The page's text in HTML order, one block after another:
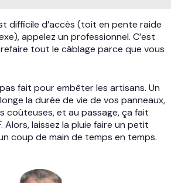
difficile d’accès (toit en pente raide
appelez un professionnel. C’est
tout le câblage parce que vous
fait pour embêter les artisans. Un
la durée de vie de vos panneaux,
coûteuses, et au passage, ça fait
Alors, laissez la pluie faire un petit
coup de main de temps en temps.